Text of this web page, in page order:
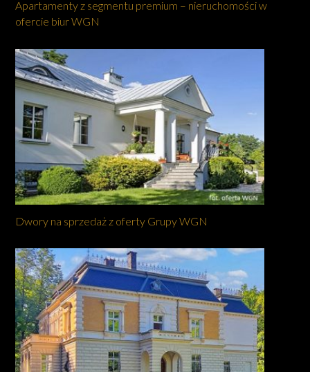
Apartamenty z segmentu premium – nieruchomości w
ofercie biur WGN
Dwory na sprzedaż z oferty Grupy WGN